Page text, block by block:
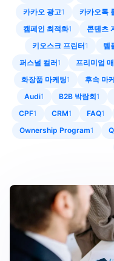
카카오 광고1 카카오톡
캠페인 최적화1 콘텐츠
키오스크 프린터1 템
퍼스널 컬러1 프리미엄
화장품 마케팅1 후속 마
Audi1 B2B 박람회1
CPF1 CRM1 FAQ1
Ownership Program1